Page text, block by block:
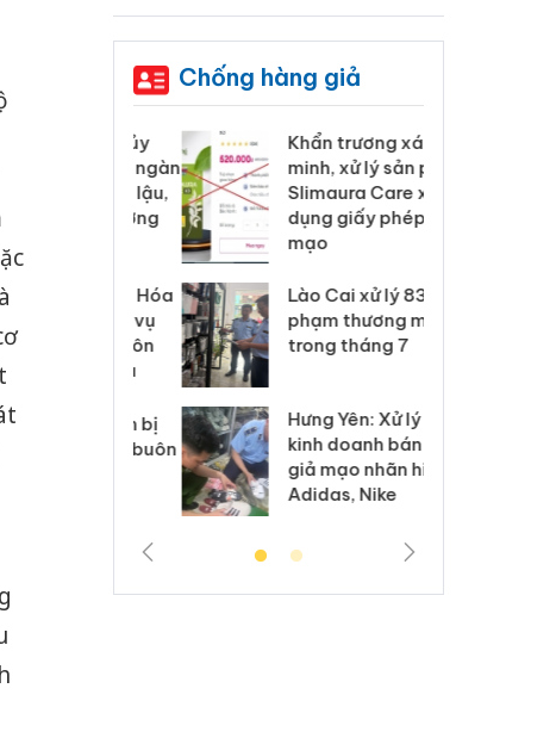
Chống hàng giả
Tiêu hủy
hàng ngàn
nhập lậu,
môi trường
Thanh Hóa
xuất, buôn
sào giả
Hóa: Tìm bị
vụ án buôn
sữa
Khẩn trương xác
minh, xử lý sản phẩm
Slimaura Care x3 sử
dụng giấy phép giả
mạo
Lào Cai xử lý 83 vụ vi
phạm thương mại
trong tháng 7
Hưng Yên: Xử lý 6 hộ
kinh doanh bán hàng
giả mạo nhãn hiệu
Adidas, Nike